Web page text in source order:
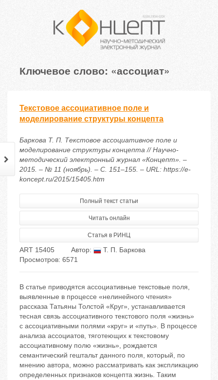
Ключевое слово: «ассоциат»
Текстовое ассоциативное поле и
моделирование структуры концепта
Баркова Т. П. Текстовое ассоциативное поле и
моделирование структуры концепта // Научно-
методический электронный журнал «Концепт». –
2015. – № 11 (ноябрь). – С. 151–155. – URL: https://e-
koncept.ru/2015/15405.htm
Полный текст статьи
Читать онлайн
Статья в РИНЦ
ART 15405 Автор:
Т. П. Баркова
Просмотров: 6571
В статье приводятся ассоциативные текстовые поля,
выявленные в процессе «нелинейного чтения»
рассказа Татьяны Толстой «Круг», устанавливается
тесная связь ассоциативного текстового поля «жизнь»
с ассоциативными полями «круг» и «путь». В процессе
анализа ассоциатов, тяготеющих к текстовому
ассоциативному полю «жизнь», рождается
семантический гештальт данного поля, который, по
мнению автора, можно рассматривать как экспликацию
определенных признаков концепта жизнь. Таким